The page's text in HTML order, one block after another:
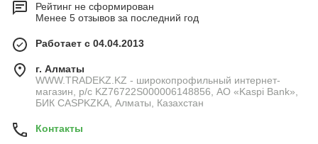
Рейтинг не сформирован
Менее 5 отзывов за последний год
Работает с 04.04.2013
г. Алматы
WWW.TRADEKZ.KZ - широкопрофильный интернет-
магазин, р/с KZ76722S000006148856, АО «Kaspi Bank»,
БИК CASPKZKA, Алматы, Казахстан
Контакты